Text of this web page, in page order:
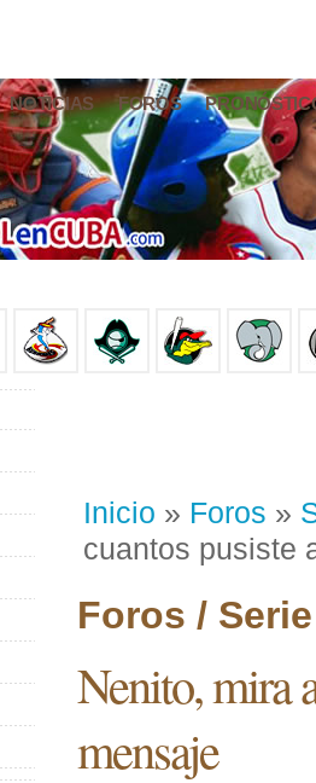
NOTICIAS FOROS
Inicio » Foros »
cuantos pusiste
Foros /
Nenito, mira
mensaje